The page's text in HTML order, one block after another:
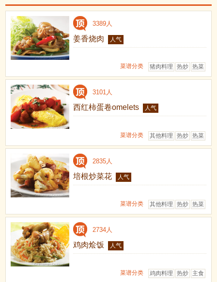
3389人
姜香烧肉 人气
热菜
热炒
猪肉料理
菜谱分类
3101人
西红柿蛋卷omelets 人气
热菜
热炒
其他料理
菜谱分类
2835人
培根炒菜花 人气
热菜
热炒
其他料理
菜谱分类
2734人
鸡肉烩饭 人气
主食
热炒
鸡肉料理
菜谱分类